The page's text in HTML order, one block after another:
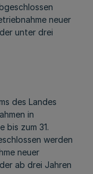
neuer
unter drei
des Landes
in
bis zum 31.
werden
neuer
ab drei Jahren